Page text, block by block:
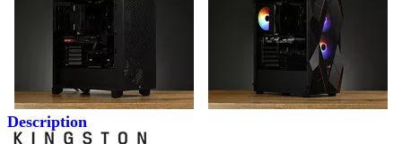
Description